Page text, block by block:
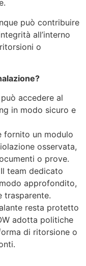
può contribuire
all’interno
o
accedere al
in modo sicuro e
fornito un modulo
osservata,
o prove.
team dedicato
approfondito,
trasparente.
resta protetto
adotta politiche
di ritorsione o